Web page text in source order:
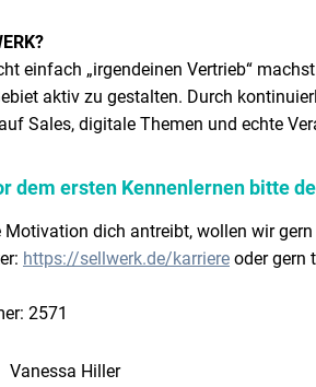
einfach „irgendeinen Vertrieb“
aktiv zu gestalten. Durch
Sales, digitale Themen und echte
dem ersten Kennenlernen bitte
Motivation dich antreibt, wollen wir
https://sellwerk.de/karriere oder gern
2571
Vanessa Hiller